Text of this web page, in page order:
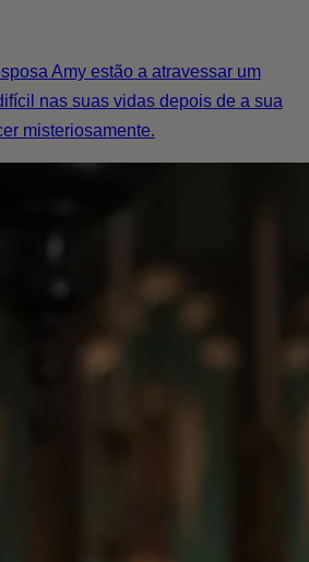
Amy estão a atravessar um
nas suas vidas depois de a sua
misteriosamente.